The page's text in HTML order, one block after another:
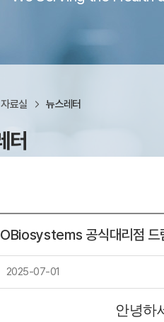
자료실 뉴스레터
터
공식대리점 드
2025-07-01
안녕하